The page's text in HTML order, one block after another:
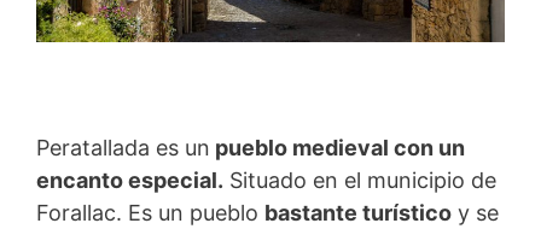
Peratallada es un pueblo medieval con un
encanto especial. Situado en el municipio de
Forallac. Es un pueblo bastante turístico y se